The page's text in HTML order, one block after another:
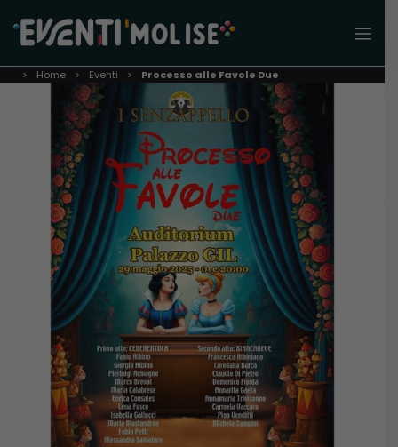
Home Eventi Processo alle Favole Due